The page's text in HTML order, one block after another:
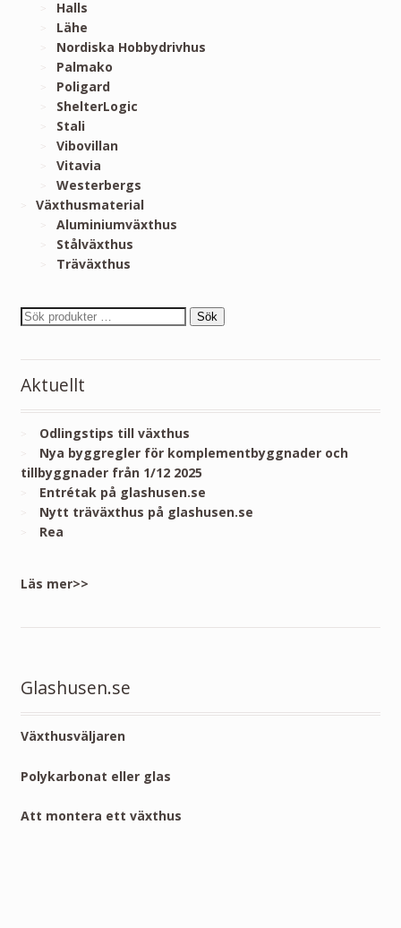
Halls
Lähe
Nordiska Hobbydrivhus
Palmako
Poligard
ShelterLogic
Stali
Vibovillan
Vitavia
Westerbergs
Växthusmaterial
Aluminiumväxthus
Stålväxthus
Träväxthus
Sök
Aktuellt
Odlingstips till växthus
Nya byggregler för komplementbyggnader och
tillbyggnader från 1/12 2025
Entrétak på glashusen.se
Nytt träväxthus på glashusen.se
Rea
Läs mer>>
Glashusen.se
Växthusväljaren
Polykarbonat eller glas
Att montera ett växthus